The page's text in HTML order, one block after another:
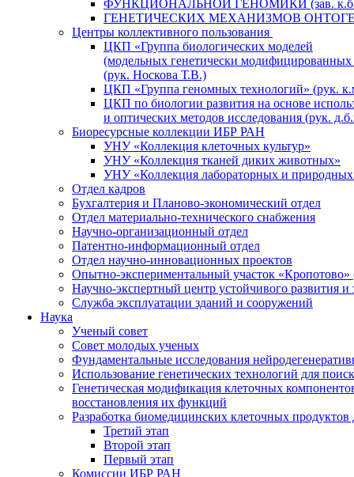
ФУНКЦИОНАЛЬНОЙ ГЕНОМИКИ (зав.
ГЕНЕТИЧЕСКИХ МЕХАНИЗМОВ
Центры коллективного пользования
ЦКП «Группа биологических моделей
(модельных генетически
(рук. Носкова Т.В.)
ЦКП «Группа геномных технологий» (рук.
ЦКП по биологии развития на основе
и оптических методов исследования (рук.
Биоресурсные коллекции ИБР РАН
УНУ «Коллекция клеточных культур»
УНУ «Коллекция тканей диких животных»
УНУ «Коллекция лабораторных и природных
Отдел кадров
Бухгалтерия и Планово-экономический отдел
Отдел материально-технического снабжения
Научно-организационный отдел
Патентно-информационный отдел
Отдел научно-инновационных проектов
Опытно-экспериментальный участок «Кропотово»
Научно-экспертный центр устойчивого развития и
Служба эксплуатации зданий и сооружений
Наука
Ученый совет
Совет молодых ученых
Фундаментальные исследования
Использование генетических технологий для
Генетическая модификация клеточных
восстановления их функций
Разработка биомедицинских клеточных
Третий этап
Второй этап
Первый этап
Комиссии ИБР РАН